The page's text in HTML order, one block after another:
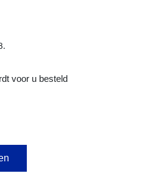
voor u besteld